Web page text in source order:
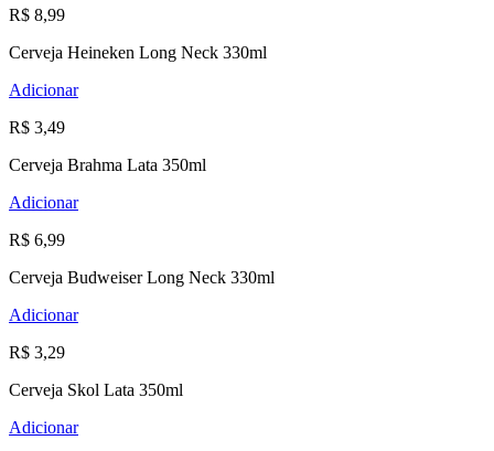
R$ 8,99
Cerveja Heineken Long Neck 330ml
Adicionar
R$ 3,49
Cerveja Brahma Lata 350ml
Adicionar
R$ 6,99
Cerveja Budweiser Long Neck 330ml
Adicionar
R$ 3,29
Cerveja Skol Lata 350ml
Adicionar